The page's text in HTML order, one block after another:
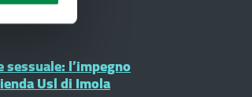
sessuale: l’impegno
Usl di Imola